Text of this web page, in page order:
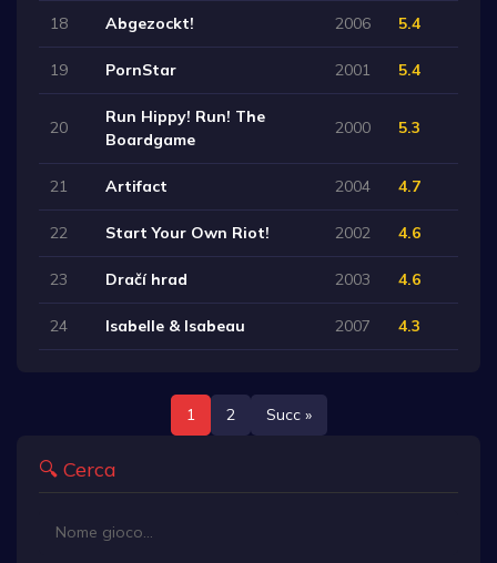
18 Abgezockt! 2006 5.4
19 PornStar 2001 5.4
20
Run Hippy! Run! The
Boardgame
2000 5.3
21 Artifact 2004 4.7
22 Start Your Own Riot! 2002 4.6
23 Dračí hrad 2003 4.6
24 Isabelle & Isabeau 2007 4.3
1 2 Succ »
🔍 Cerca